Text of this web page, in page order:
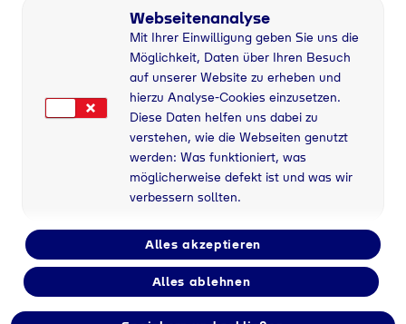
darunter Argon und CO2 sowie spezielle
Mischgase, bieten wir maßgeschneiderte
Lösungen für verschiedene Schweißverfahren wie
MIG/MAG, WIG sowie modernste Technologien
wie Laser- und Plasmaschweißen.
Die präzise Dosierung und Zusammensetzung
unserer Gase gewährleisten nicht nur eine
optimale Schutzatmosphäre, sondern auch
minimale Spritzerbildung und eine erhöhte
Schweißgeschwindigkeit.
Webseitenanalyse
Mit Ihrer Einwilligung geben Sie uns die
Möglichkeit, Daten über Ihren Besuch
auf unserer Website zu erheben und
hierzu Analyse-Cookies einzusetzen.
Diese Daten helfen uns dabei zu
verstehen, wie die Webseiten genutzt
werden: Was funktioniert, was
möglicherweise defekt ist und was wir
verbessern sollten.
Alles akzeptieren
Alles ablehnen